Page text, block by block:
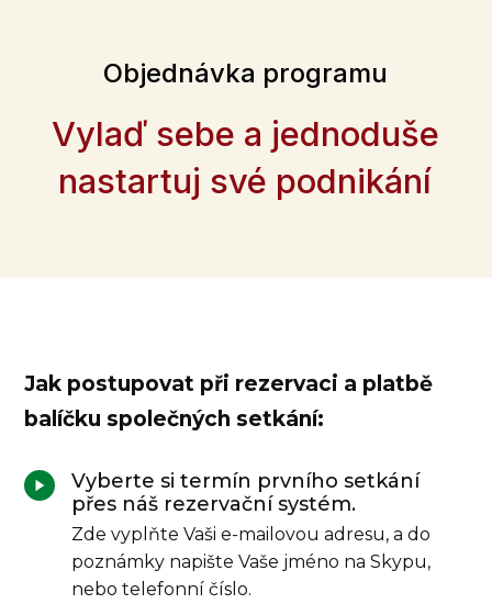
Objednávka programu
Vylaď sebe a jednoduše
nastartuj své podnikání
Jak postupovat při rezervaci a platbě
balíčku společných setkání:
Vyberte si termín prvního setkání
přes náš rezervační systém.
Zde vyplňte Vaši e-mailovou adresu, a do
poznámky napište Vaše jméno na Skypu,
nebo telefonní číslo.